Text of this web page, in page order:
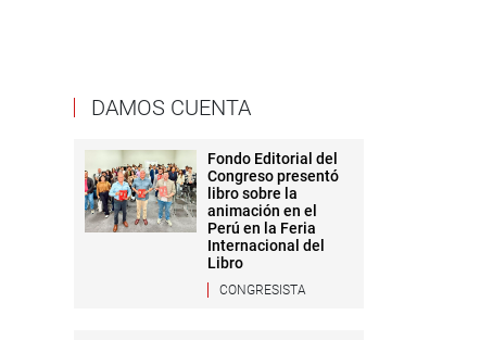
DAMOS CUENTA
Fondo Editorial del
Congreso presentó
libro sobre la
animación en el
Perú en la Feria
Internacional del
Libro
CONGRESISTA